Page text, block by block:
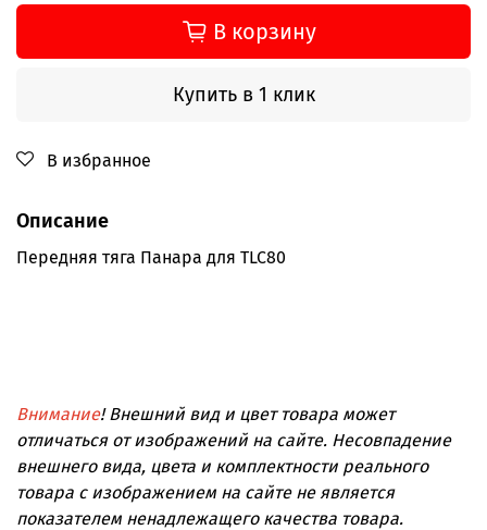
В корзину
Купить в 1 клик
В избранное
Описание
Передняя тяга Панара для TLC80
Внимание! Внешний вид и цвет товара может
отличаться от изображений на сайте. Несовпадение
внешнего вида, цвета и комплектности реального
товара с изображением на сайте не является
показателем ненадлежащего качества товара.